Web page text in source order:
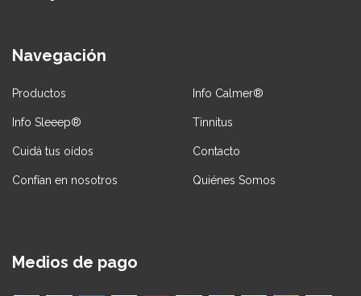
Navegación
Productos Info Calmer®
Info Sleeep® Tinnitus
Cuidá tus oídos Contacto
Confían en nosotros Quiénes Somos
Medios de pago